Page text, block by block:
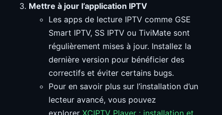
Mettre à jour l’application IPTV
Les apps de lecture IPTV comme GSE
Smart IPTV, SS IPTV ou TiviMate sont
régulièrement mises à jour. Installez la
dernière version pour bénéficier des
correctifs et éviter certains bugs.
Pour en savoir plus sur l’installation d’un
lecteur avancé, vous pouvez
explorer XCIPTV Player : installation et